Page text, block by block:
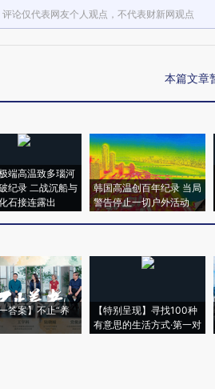
评论仅代表网友个人观点，不代表财新网观点
本篇文章
端高温致多瑙河
纪录 二战沉船与
石接连露出
韩国高温创百年纪录 当局
警告停止一切户外活动
答案】不止“养
【特别呈现】寻找100种
有意思的生活方式·第一对